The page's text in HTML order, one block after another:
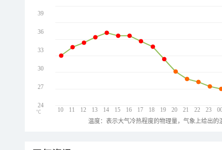
10 11 12 13 14 15 16 17 18 19 20 21 22 23
39
36
33
30
27
24
℃
温度：表示大气冷热程度的物理量，气象上给出